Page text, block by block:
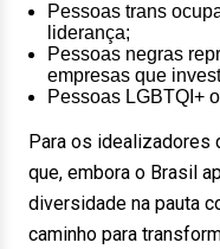
Pessoas trans
liderança;
Pessoas negras
empresas que
Pessoas LGBTQI+
Para os idealizadores
que, embora o Brasil
diversidade na pauta
caminho para